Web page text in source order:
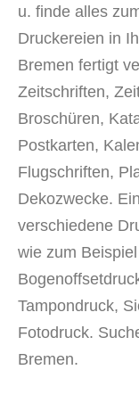
u. finde alles
Druckereien in
Bremen fertigt
Zeitschriften,
Broschüren,
Postkarten,
Flugschriften,
Dekozwecke.
verschiedene
wie zum Beispiel
Tampondruck,
Fotodruck.
Bremen.